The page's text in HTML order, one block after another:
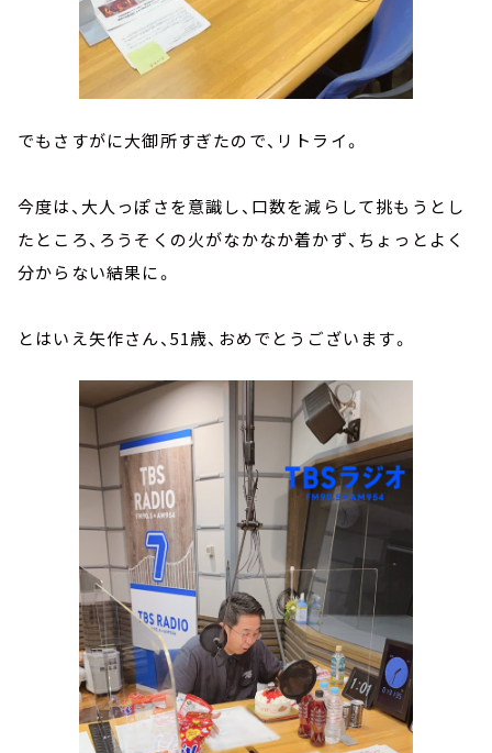
でもさすがに大御所すぎたので、リトライ。
今度は、大人っぽさを意識し、口数を減らして挑もうとし
たところ、ろうそくの火がなかなか着かず、ちょっとよく
分からない結果に。
とはいえ矢作さん、51歳、おめでとうございます。